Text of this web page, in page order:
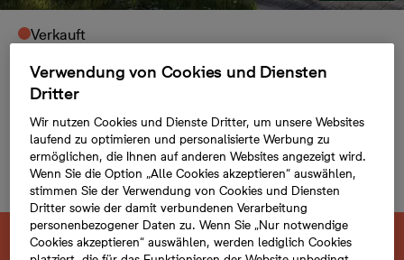
Verkauft
Ritterschlag 1 - Häuser
Wohnen im Ritterschlag in Schulzendorf bei Berlin
Immobilientyp:
Reihenhaus,
Doppelhaushälfte,
Einfamilienhaus
Dieses Objekt ist leider verkauft. Schauen
Verwendung von Cookies und Diensten
Dritter
Wir nutzen Cookies und Dienste Dritter, um unsere Websites
laufend zu optimieren und personalisierte Werbung zu
ermöglichen, die Ihnen auf anderen Websites angezeigt wird.
Wenn Sie die Option „Alle Cookies akzeptieren“ auswählen,
stimmen Sie der Verwendung von Cookies und Diensten
Dritter sowie der damit verbundenen Verarbeitung
personenbezogener Daten zu. Wenn Sie „Nur notwendige
Cookies akzeptieren“ auswählen, werden lediglich Cookies